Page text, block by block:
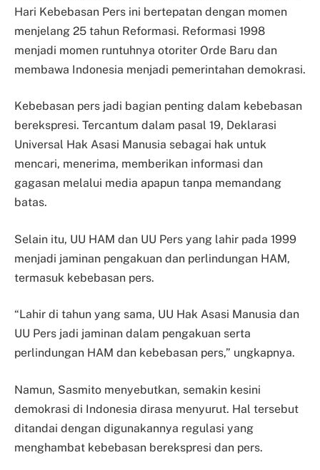
Hari Kebebasan Pers ini bertepatan dengan momen
menjelang 25 tahun Reformasi. Reformasi 1998
menjadi momen runtuhnya otoriter Orde Baru dan
membawa Indonesia menjadi pemerintahan demokrasi.
Kebebasan pers jadi bagian penting dalam kebebasan
berekspresi. Tercantum dalam pasal 19, Deklarasi
Universal Hak Asasi Manusia sebagai hak untuk
mencari, menerima, memberikan informasi dan
gagasan melalui media apapun tanpa memandang
batas.
Selain itu, UU HAM dan UU Pers yang lahir pada 1999
menjadi jaminan pengakuan dan perlindungan HAM,
termasuk kebebasan pers.
“Lahir di tahun yang sama, UU Hak Asasi Manusia dan
UU Pers jadi jaminan dalam pengakuan serta
perlindungan HAM dan kebebasan pers,” ungkapnya.
Namun, Sasmito menyebutkan, semakin kesini
demokrasi di Indonesia dirasa menyurut. Hal tersebut
ditandai dengan digunakannya regulasi yang
menghambat kebebasan berekspresi dan pers.